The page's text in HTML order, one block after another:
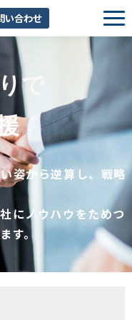
い合わせ
業）
で
姿から逆算し、戦略
にノウハウをためつ
す。